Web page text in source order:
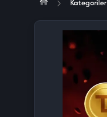
Kategoriler